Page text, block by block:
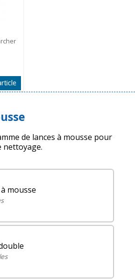
de lances à mousse pour
nettoyage.
mousse